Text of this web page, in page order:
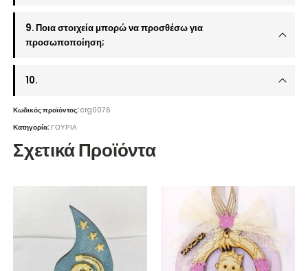
9. Ποια στοιχεία μπορώ να προσθέσω για
προσωποποίηση;
10.
Κωδικός προϊόντος:crg0076
Κατηγορία:ΓΟΥΡΙΑ
Σχετικά Προϊόντα